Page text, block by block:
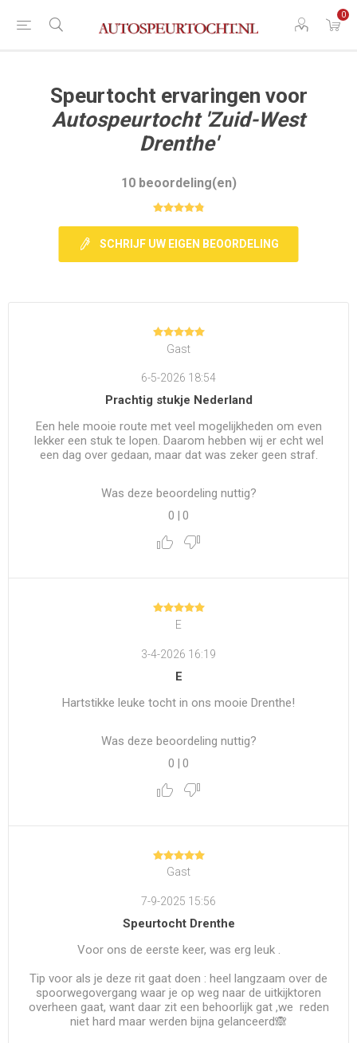
0
Speurtocht ervaringen voor
Autospeurtocht 'Zuid-West
Drenthe'
10 beoordeling(en)
SCHRIJF UW EIGEN BEOORDELING
Gast
6-5-2026 18:54
Prachtig stukje Nederland
Een hele mooie route met veel mogelijkheden om even
lekker een stuk te lopen. Daarom hebben wij er echt wel
een dag over gedaan, maar dat was zeker geen straf.
Was deze beoordeling nuttig?
0
0
E
3-4-2026 16:19
E
Hartstikke leuke tocht in ons mooie Drenthe!
Was deze beoordeling nuttig?
0 | 0
Gast
7-9-2025 15:56
Speurtocht Drenthe
Voor ons de eerste keer, was erg leuk .
Tip voor als je deze rit gaat doen : heel langzaam over de
spoorwegovergang waar je op weg naar de uitkijktoren
overheen gaat, want daar zit een behoorlijk gat ,we reden
niet hard maar werden bijna gelanceerd🙈